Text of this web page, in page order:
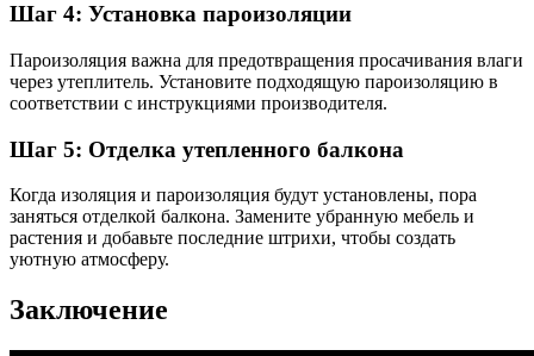
Шаг 4: Установка пароизоляции
Пароизоляция важна для предотвращения просачивания влаги
через утеплитель. Установите подходящую пароизоляцию в
соответствии с инструкциями производителя.
Шаг 5: Отделка утепленного балкона
Когда изоляция и пароизоляция будут установлены, пора
заняться отделкой балкона. Замените убранную мебель и
растения и добавьте последние штрихи, чтобы создать
уютную атмосферу.
Заключение